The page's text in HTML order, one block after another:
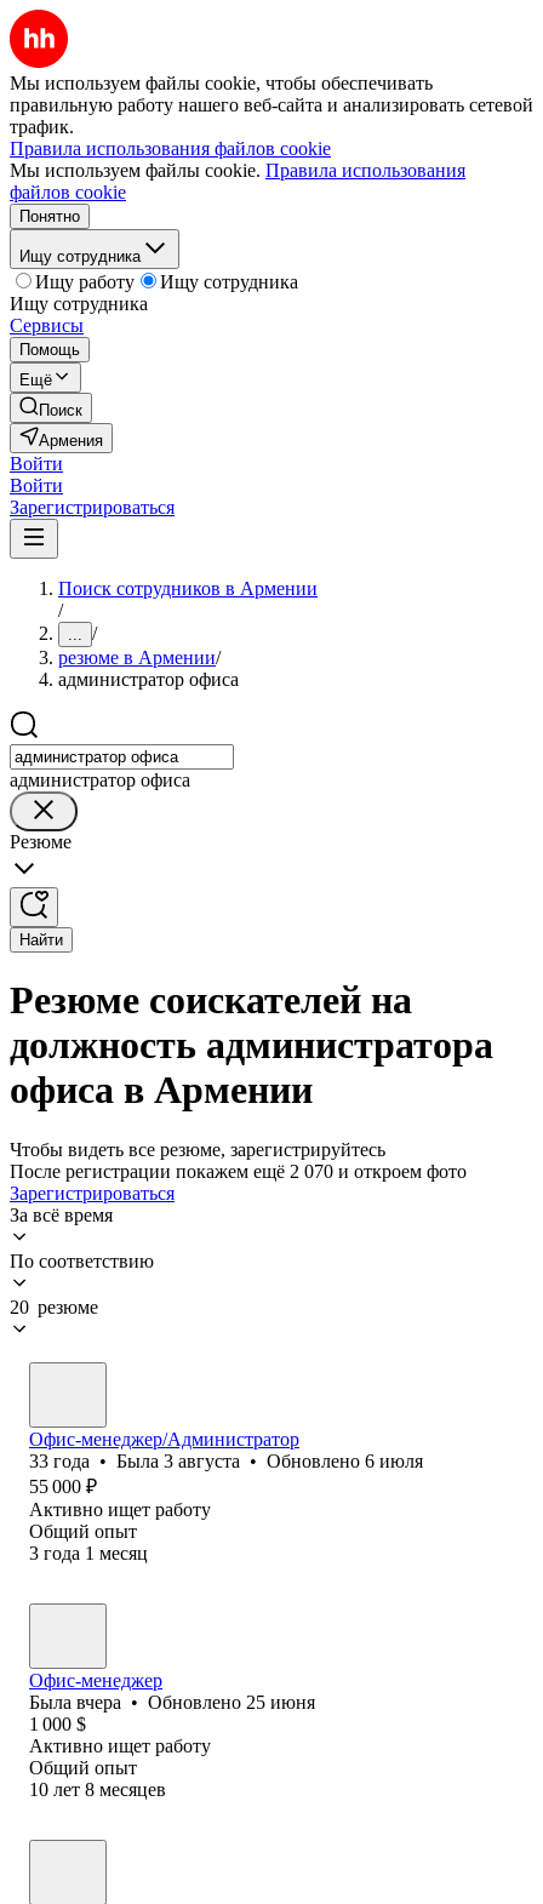
Мы используем файлы cookie, чтобы обеспечивать
правильную работу нашего веб-сайта и анализировать сетевой
трафик.
Правила использования файлов cookie
Мы используем файлы cookie. Правила использования
файлов cookie
Понятно
Ищу сотрудника
Ищу работу
Ищу сотрудника
Ищу сотрудника
Сервисы
Помощь
Ещё
Поиск
Армения
Войти
Войти
Зарегистрироваться
Поиск сотрудников в Армении
/
... /
резюме в Армении/
администратор офиса
администратор офиса
Резюме
Найти
Резюме соискателей на
должность администратора
офиса в Армении
Чтобы видеть все резюме, зарегистрируйтесь
После регистрации покажем ещё 2 070 и откроем фото
Зарегистрироваться
За всё время
По соответствию
20 резюме
Офис-менеджер/Администратор
33 года • Была 3 августа • Обновлено 6 июля
55 000 ₽
Активно ищет работу
Общий опыт
3 года 1 месяц
Офис-менеджер
Была вчера • Обновлено 25 июня
1 000 $
Активно ищет работу
Общий опыт
10 лет 8 месяцев